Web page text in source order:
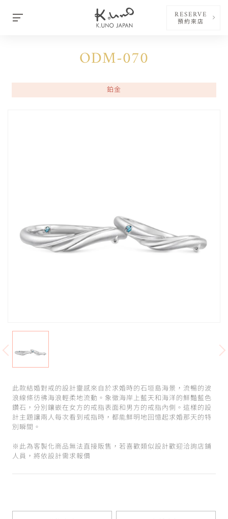
RESERVE
預約來店
ODM-070
鉑金
此款結婚對戒的設計靈感來自於求婚時的石垣島海景，流暢的波
浪線條彷彿海浪輕柔地流動。象徵海岸上藍天和海洋的鮮豔藍色
鑽石，分別鑲嵌在女方的戒指表面和男方的戒指內側。這樣的設
計主題讓兩人每次看到戒指時，都能鮮明地回憶起求婚那天的特
別瞬間。
※此為客製化商品無法直接販售，若喜歡類似設計歡迎洽詢店鋪
人員，將依設計需求報價